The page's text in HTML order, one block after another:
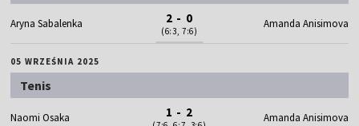
Aryna Sabalenka 2 - 0
(6:3, 7:6)
Amanda Anisimova
05 WRZEŚNIA 2025
Tenis
Naomi Osaka 1 - 2 Amanda Anisimova